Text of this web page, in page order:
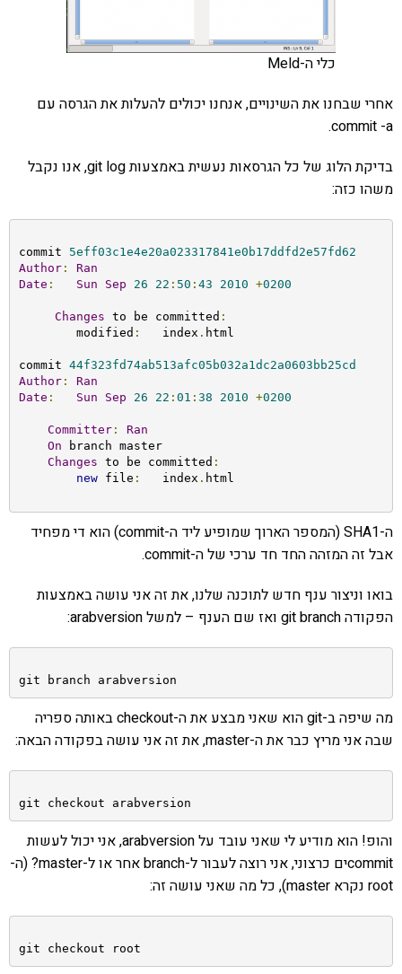
כלי ה-Meld
אחרי שבחנו את השינויים, אנחנו יכולים להעלות את הגרסה עם
commit -a.
בדיקת הלוג של כל הגרסאות נעשית באמצעות git log, אנו נקבל
משהו כזה:
commit 5eff03c1e4e20a023317841e0b17ddfd2e57fd62
Author:
Ran
Date : Sun Sep 26 22 : 50 : 43 2010 +0200
Changes to be committed :
        modified
:
   index
. html
commit 44f323fd74ab513afc05b032a1dc2a0603bb25cd
Author:
Ran
Date : Sun Sep 26 22 : 01 : 38 2010 +0200
Committer:
Ran
On branch master
Changes to be committed :
new file :
   index
.
ה-SHA1 (המספר הארוך שמופיע ליד ה-commit) הוא די מפחיד
אבל זה המזהה החד חד ערכי של ה-commit.
בואו וניצור ענף חדש לתוכנה שלנו, את זה אני עושה באמצעות
הפקודה git branch ואז שם הענף – למשל arabversion:
git branch arabversion
מה שיפה ב-git הוא שאני מבצע את ה-checkout באותה ספריה
שבה אני מריץ כבר את ה-master, את זה אני עושה בפקודה הבאה:
git checkout arabversion
והופ! הוא מודיע לי שאני עובד על arabversion, אני יכול לעשות
commitים כרצוני, אני רוצה לעבור ל-branch אחר או ל-master? (ה-
root נקרא master), כל מה שאני עושה זה:
git checkout root